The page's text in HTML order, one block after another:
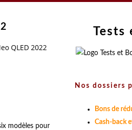
QLED 2022
modèles pour
Tests
Nos dossiers
Bons de
Cash-back